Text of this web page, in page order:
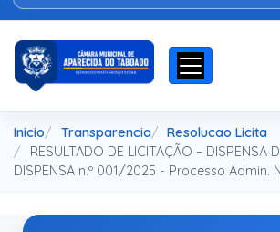
Inicio Transparencia
Resolucao Licita
RESULTADO DE LICITAÇÃO – DISPENSA
DISPENSA n.º 001/2025 - Processo Admin.